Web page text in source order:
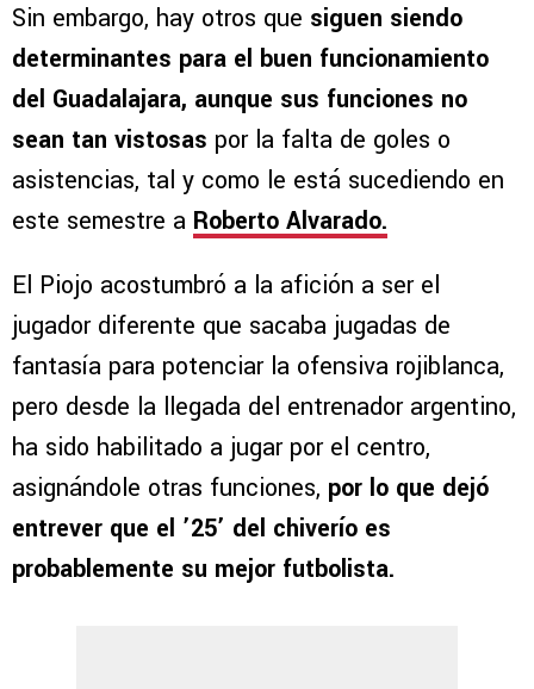
Sin embargo, hay otros que siguen siendo
determinantes para el buen funcionamiento
del Guadalajara, aunque sus funciones no
sean tan vistosas por la falta de goles o
asistencias, tal y como le está sucediendo en
este semestre a Roberto Alvarado.
El Piojo acostumbró a la afición a ser el
jugador diferente que sacaba jugadas de
fantasía para potenciar la ofensiva rojiblanca,
pero desde la llegada del entrenador argentino,
ha sido habilitado a jugar por el centro,
asignándole otras funciones, por lo que dejó
entrever que el ’25’ del chiverío es
probablemente su mejor futbolista.